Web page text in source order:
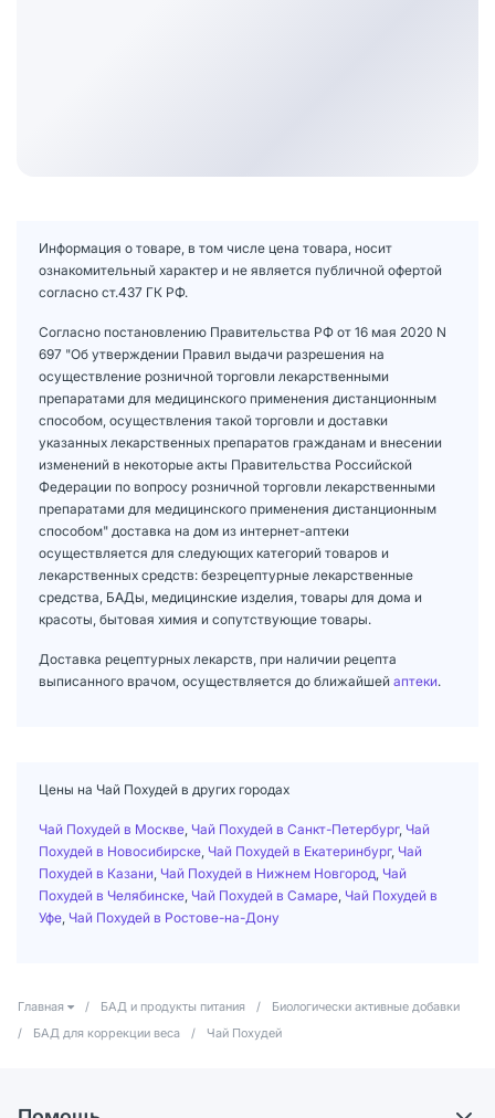
Информация о товаре, в том числе цена товара, носит
ознакомительный характер и не является публичной офертой
согласно ст.437 ГК РФ.
Согласно постановлению Правительства РФ от 16 мая 2020 N
697 "Об утверждении Правил выдачи разрешения на
осуществление розничной торговли лекарственными
препаратами для медицинского применения дистанционным
способом, осуществления такой торговли и доставки
указанных лекарственных препаратов гражданам и внесении
изменений в некоторые акты Правительства Российской
Федерации по вопросу розничной торговли лекарственными
препаратами для медицинского применения дистанционным
способом" доставка на дом из интернет-аптеки
осуществляется для следующих категорий товаров и
лекарственных средств: безрецептурные лекарственные
средства, БАДы, медицинские изделия, товары для дома и
красоты, бытовая химия и сопутствующие товары.
Доставка рецептурных лекарств, при наличии рецепта
выписанного врачом, осуществляется до ближайшей аптеки.
Цены на Чай Похудей в других городах
Чай Похудей в Москве Чай Похудей в Санкт-Петербург, Чай
Похудей в Новосибирске Чай Похудей в Екатеринбург, Чай
Похудей в Казани Чай Похудей в Нижнем Новгород Чай
Похудей в Челябинске Чай Похудей в Самаре Чай Похудей в
Уфе Чай Похудей в Ростове-на-Дону
Главная / БАД и продукты питания /
Биологически активные добавки
/
БАД для коррекции веса / Чай Похудей